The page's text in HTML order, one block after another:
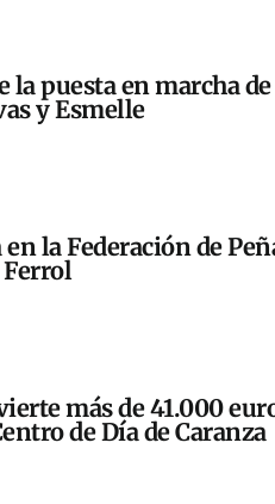
la puesta en marcha
y Esmelle
la Federación de
más de 41.000
de Día de Caranza